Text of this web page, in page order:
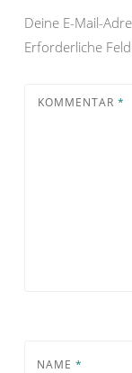
Deine E-Mail-
Erforderliche
KOMMENTAR *
NAME *